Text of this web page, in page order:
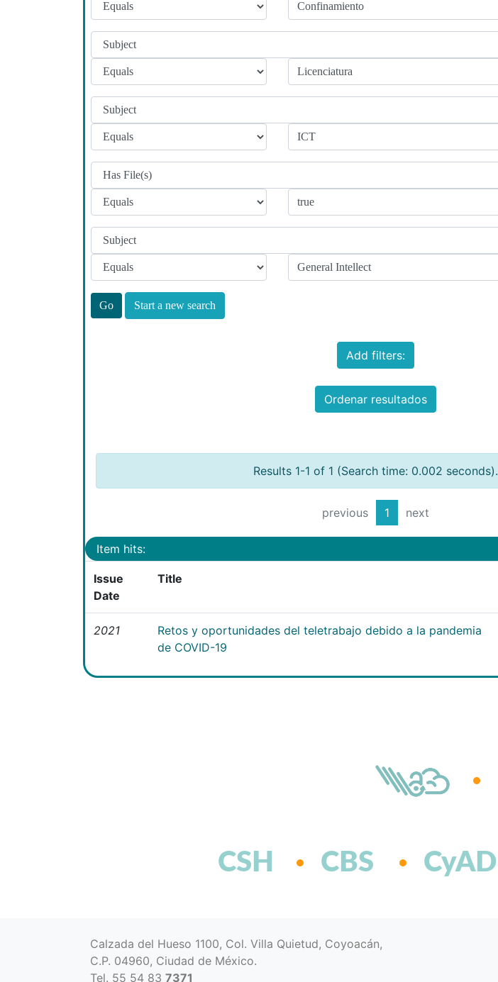
Start a new search
Add filters:
Ordenar resultados
Results 1-1 of 1 (Search time: 0.002 seconds).
previous 1 next
Item hits:
Issue
Date
Title
2021
Retos y oportunidades del teletrabajo debido a la pandemia
de COVID-19
CSH CBS CyAD
Calzada del Hueso 1100, Col. Villa Quietud, Coyoacán,
C.P. 04960, Ciudad de México.
Tel. 55 54 83 7371